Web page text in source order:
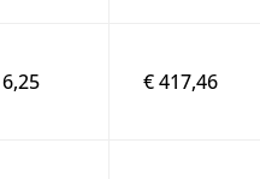
€ 417,46